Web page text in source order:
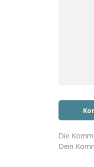
Die
Dein